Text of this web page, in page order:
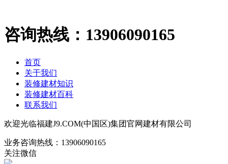
咨询热线： 13906090165
首页
关于我们
装修建材知识
装修建材百科
联系我们
欢迎光临福建J9.COM(中国区)集团官网建材有限公司
业务咨询热线： 13906090165
关注微信